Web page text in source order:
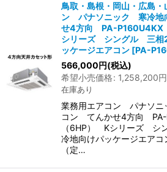
鳥取・島根・岡山・広島・
ン パナソニック 寒冷地
せ4方向 PA-
シリーズ シングル 三
ッケージエアコン [PA-
566,000円(税込)
希望小売価格: 1,258,200円
在庫あり
業務用エアコン パナソ
コン てんかせ4方向
（6HP） Kシリーズ
冷地向けパッケージエア
（定…